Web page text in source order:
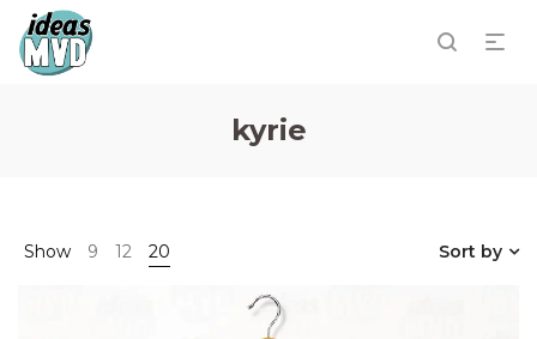
kyrie
Show 9 12 20 Sort by